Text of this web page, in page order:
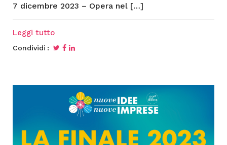
7 dicembre 2023 – Opera nel […]
Leggi tutto
Condividi